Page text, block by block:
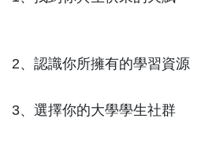
2、認識你所擁有的學習資源
3、選擇你的大學學生社群